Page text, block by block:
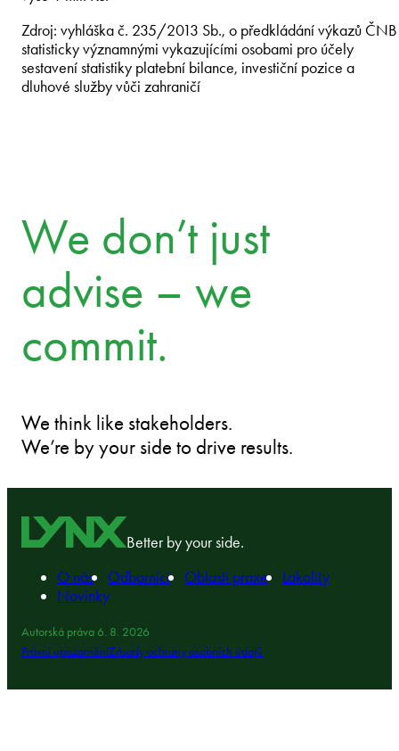
Zdroj: vyhláška č. 235/2013 Sb., o předkládání výkazů ČNB
statisticky významnými vykazujícími osobami pro účely
sestavení statistiky platební bilance, investiční pozice a
dluhové služby vůči zahraničí
We don’t just
advise – we
commit.
We think like stakeholders.
We’re by your side to drive results.
Better by your side.
O nás
Odborníci Oblasti praxe
Lokality
Novinky
Autorská práva 6. 8. 2026
Právní upozorněníZásady ochrany osobních údajů